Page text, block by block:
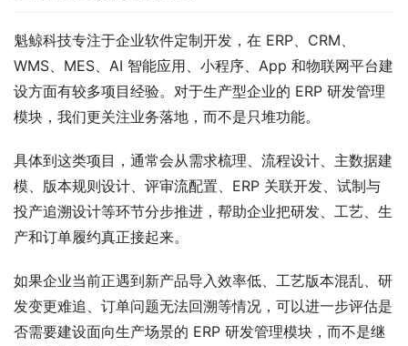
魁鲸科技专注于企业软件定制开发，在 ERP、CRM、
WMS、MES、AI 智能应用、小程序、App 和物联网平台建
设方面有较多项目经验。对于生产型企业的 ERP 研发管理
模块，我们更关注业务落地，而不是只堆功能。
具体到这类项目，通常会从需求梳理、流程设计、主数据建
模、版本规则设计、评审流配置、ERP 关联开发、试制与
投产追溯设计等环节分步推进，帮助企业把研发、工艺、生
产和订单履约真正接起来。
如果企业当前正遇到新产品导入效率低、工艺版本混乱、研
发变更难追、订单问题无法回溯等情况，可以进一步评估是
否需要建设面向生产场景的 ERP 研发管理模块，而不是继